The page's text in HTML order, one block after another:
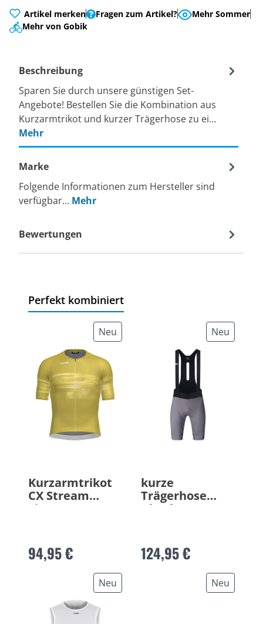
Artikel merken Fragen zum Artikel?
Mehr Sommer
Mehr von Gobik
Perfekt kombiniert
Neu
Kurzarmtrikot
CX Stream
Signature
94,95 €
Neu
kurze
Trägerhose
Absolute 7.0
124,95 €
Neu Neu
Beschreibung
Sparen Sie durch unsere günstigen Set-
Angebote! Bestellen Sie die Kombination aus
Kurzarmtrikot und kurzer Trägerhose zu ei…
Mehr
Marke
Folgende Informationen zum Hersteller sind
verfügbar... Mehr
Bewertungen